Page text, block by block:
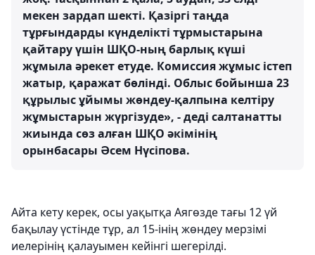
мекен зардап шекті. Қазіргі таңда
тұрғындарды күнделікті тұрмыстарына
қайтару үшін ШҚО-ның барлық күші
жұмыла әрекет етуде. Комиссия жұмыс істеп
жатыр, қаражат бөлінді. Облыс бойынша 23
құрылыс ұйымы жөндеу-қалпына келтіру
жұмыстарын жүргізуде», - деді салтанатты
жиында сөз алған ШҚО әкімінің
орынбасары Әсем Нүсіпова.
Айта кету керек, осы уақытқа Аягөзде тағы 12 үй
бақылау үстінде тұр, ал 15-інің жөндеу мерзімі
иелерінің қалауымен кейінгі шегерілді.